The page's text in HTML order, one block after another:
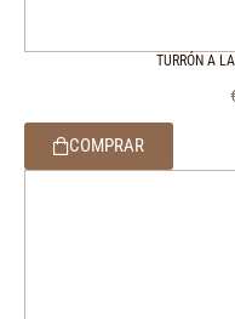
TURRÓN A
COMPRAR